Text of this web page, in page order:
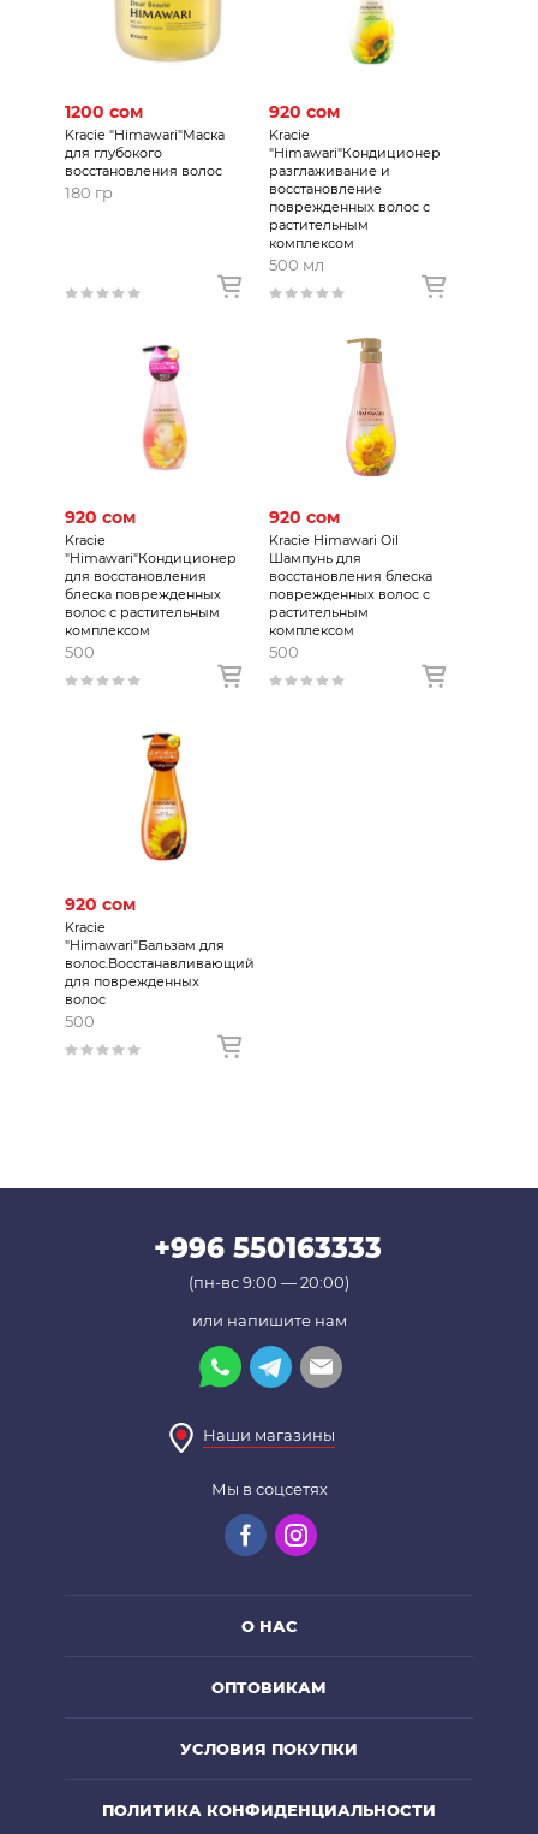
1200 сом
Kracie "Himawari"Маска
для глубокого
восстановления волос
180 гр
920 сом
Kracie
"Himawari"Кондиционер
разглаживание и
восстановление
поврежденных волос с
растительным
комплексом
500 мл
920 сом
Kracie
"Himawari"Кондиционер
для восстановления
блеска поврежденных
волос с растительным
комплексом
500
920 сом
Kracie Himawari Oil
Шампунь для
восстановления блеска
поврежденных волос с
растительным
комплексом
500
920 сом
Kracie
"Himawari"Бальзам для
волос.Восстанавливающий
для поврежденных
волос
500
+996 550163333
(пн-вс 9:00 — 20:00)
или напишите нам
Наши магазины
Мы в соцсетях
О НАС
ОПТОВИКАМ
УСЛОВИЯ ПОКУПКИ
ПОЛИТИКА КОНФИДЕНЦИАЛЬНОСТИ